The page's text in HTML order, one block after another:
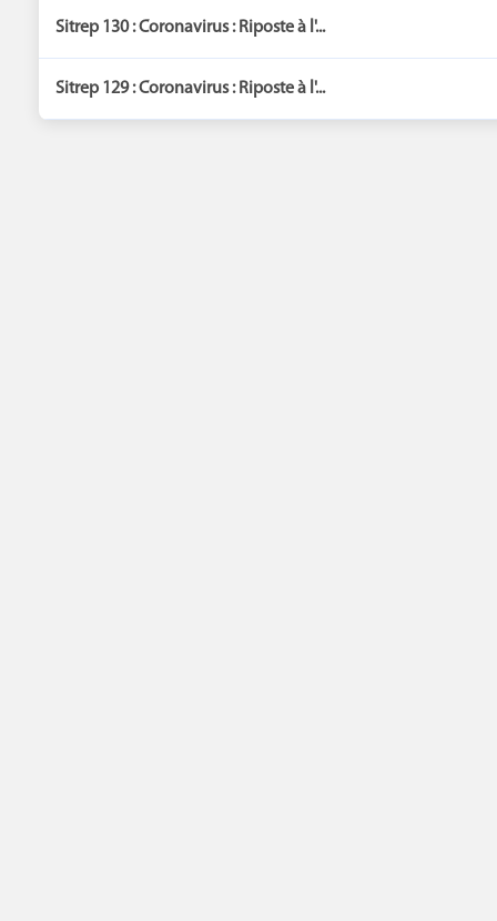
Sitrep 130 : Coronavirus : Riposte à l'...
Sitrep 129 : Coronavirus : Riposte à l'...